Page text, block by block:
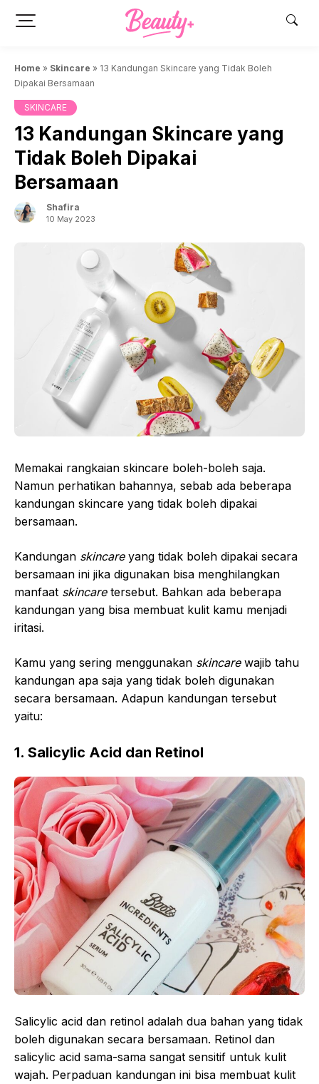
Home » Skincare » 13 Kandungan Skincare yang Tidak Boleh
Dipakai Bersamaan
SKINCARE
13 Kandungan Skincare yang
Tidak Boleh Dipakai
Bersamaan
Shafira
10 May 2023
Memakai rangkaian skincare boleh-boleh saja.
Namun perhatikan bahannya, sebab ada beberapa
kandungan skincare yang tidak boleh dipakai
bersamaan.
Kandungan skincareyang tidak boleh dipakai secara
bersamaan ini jika digunakan bisa menghilangkan
manfaat skincaretersebut. Bahkan ada beberapa
kandungan yang bisa membuat kulit kamu menjadi
iritasi.
Kamu yang sering menggunakan skincarewajib tahu
kandungan apa saja yang tidak boleh digunakan
secara bersamaan. Adapun kandungan tersebut
yaitu:
1. Salicylic Acid dan Retinol
Salicylic acid dan retinol adalah dua bahan yang tidak
boleh digunakan secara bersamaan. Retinol dan
salicylic acid sama-sama sangat sensitif untuk kulit
wajah. Perpaduan kandungan ini bisa membuat kulit